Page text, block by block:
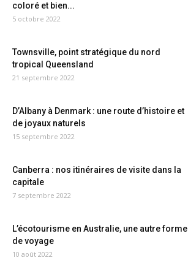
coloré et bien...
5 octobre 2022
Townsville, point stratégique du nord
tropical Queensland
21 septembre 2022
D’Albany à Denmark : une route d’histoire et
de joyaux naturels
15 septembre 2022
Canberra : nos itinéraires de visite dans la
capitale
7 septembre 2022
L’écotourisme en Australie, une autre forme
de voyage
10 août 2022